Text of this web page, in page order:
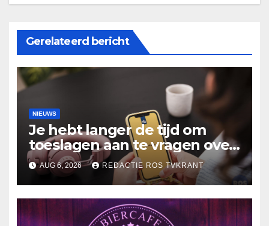
Gerelateerd bericht
NIEUWS
Je hebt langer de tijd om
toeslagen aan te vragen over
2025
AUG 6, 2026 REDACTIE ROS TVKRANT